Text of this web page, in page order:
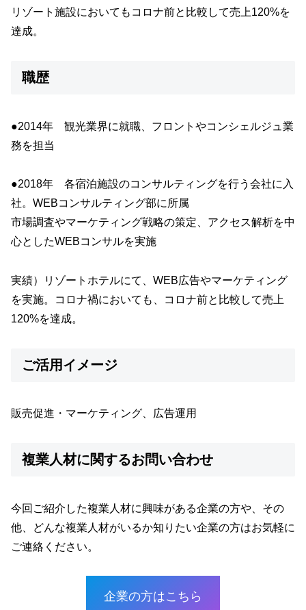
リゾート施設においてもコロナ前と比較して売上120%を
達成。
職歴
●2014年 観光業界に就職、フロントやコンシェルジュ業
務を担当
●2018年 各宿泊施設のコンサルティングを行う会社に入
社。WEBコンサルティング部に所属
市場調査やマーケティング戦略の策定、アクセス解析を中
心としたWEBコンサルを実施
実績）リゾートホテルにて、WEB広告やマーケティング
を実施。コロナ禍においても、コロナ前と比較して売上
120%を達成。
ご活用イメージ
販売促進・マーケティング、広告運用
複業人材に関するお問い合わせ
今回ご紹介した複業人材に興味がある企業の方や、その
他、どんな複業人材がいるか知りたい企業の方はお気軽に
ご連絡ください。
企業の方はこちら